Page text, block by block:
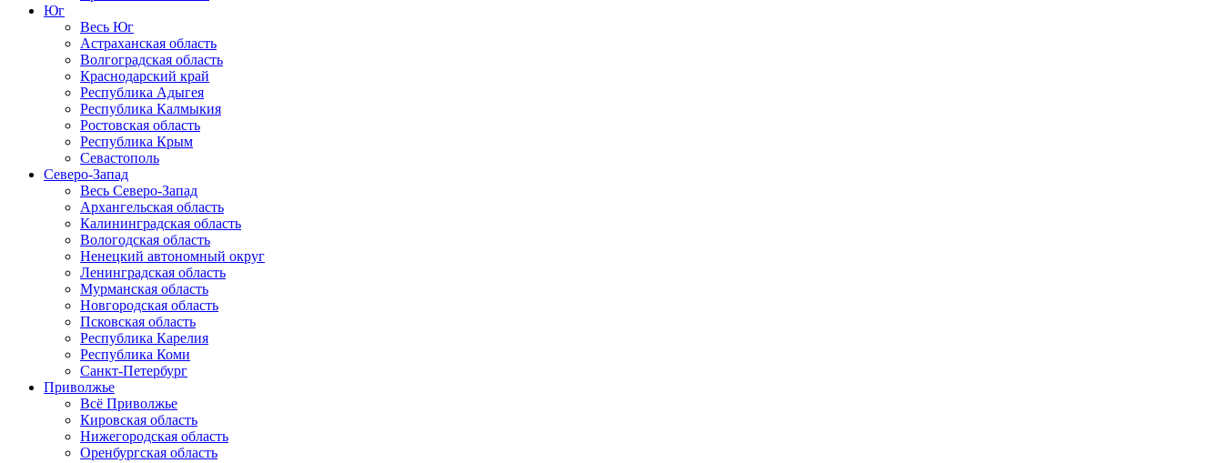
Юг
Весь Юг
Астраханская область
Волгоградская область
Краснодарский край
Республика Адыгея
Республика Калмыкия
Ростовская область
Республика Крым
Севастополь
Северо-Запад
Весь Северо-Запад
Архангельская область
Калининградская область
Вологодская область
Ненецкий автономный округ
Ленинградская область
Мурманская область
Новгородская область
Псковская область
Республика Карелия
Республика Коми
Санкт-Петербург
Приволжье
Всё Приволжье
Кировская область
Нижегородская область
Оренбургская область